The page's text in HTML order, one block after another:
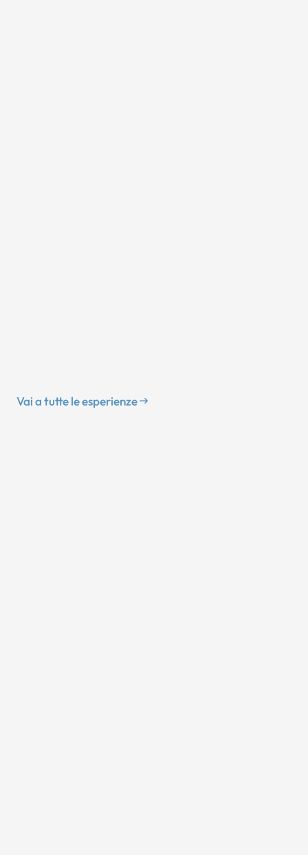
Vai a tutte le esperienze